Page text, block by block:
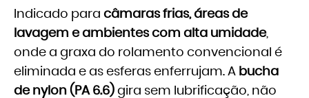
Indicado para câmaras frias, áreas de
lavagem e ambientes com alta umidade,
onde a graxa do rolamento convencional é
eliminada e as esferas enferrujam. A bucha
de nylon (PA 6.6) gira sem lubrificação, não